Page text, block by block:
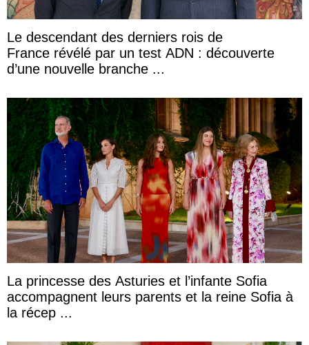
Le descendant des derniers rois de
France révélé par un test ADN : découverte
d’une nouvelle branche ...
La princesse des Asturies et l’infante Sofia
accompagnent leurs parents et la reine Sofia à
la récep ...